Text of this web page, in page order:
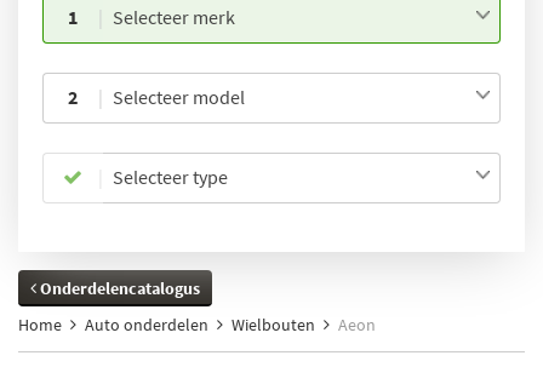
1 Selecteer merk
2 Selecteer model
Selecteer type
Onderdelencatalogus
Home
Auto onderdelen Wielbouten Aeon